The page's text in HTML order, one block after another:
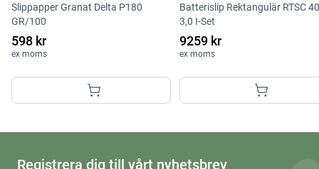
Slippapper Granat Delta P180
GR/100
598 kr
ex moms
Batterislip Rektangulär RTSC
3,0 I-Set
9259 kr
ex moms
Registrera dig till vårt nyhetsbrev